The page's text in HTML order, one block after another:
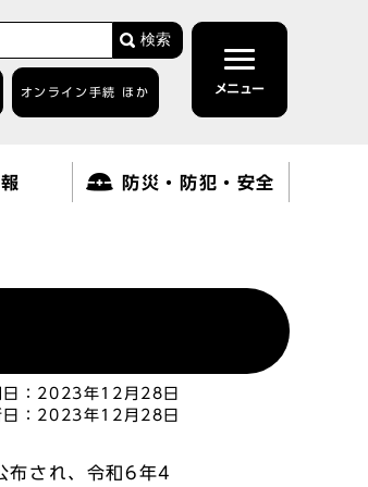
検索
オンライン手続 ほか メニュー
防災・防犯・安全
： 2023年12月28日
： 2023年12月28日
布され、令和6年4